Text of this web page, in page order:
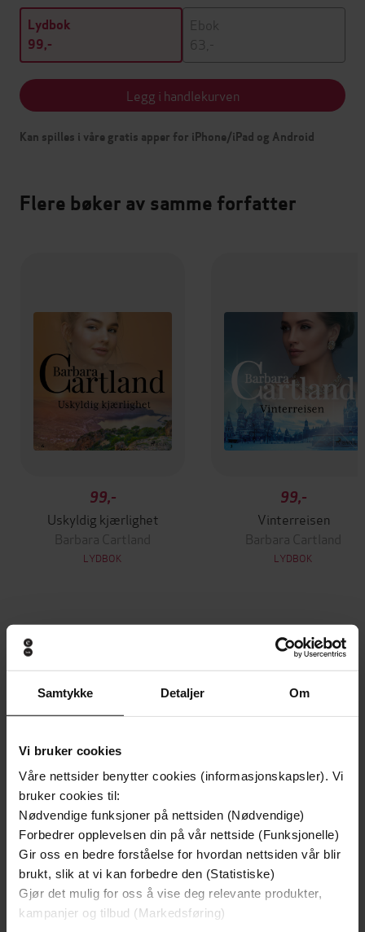
Samtykke Detaljer Om
Vi bruker cookies
Våre nettsider benytter cookies (informasjonskapsler). Vi
bruker cookies til:
Nødvendige funksjoner på nettsiden (Nødvendige)
Forbedrer opplevelsen din på vår nettside (Funksjonelle)
Gir oss en bedre forståelse for hvordan nettsiden vår blir
brukt, slik at vi kan forbedre den (Statistiske)
Gjør det mulig for oss å vise deg relevante produkter,
kampanjer og tilbud (Markedsføring)
Lydbok
99,-
Ebok
63,-
Legg i handlekurven
Kan spilles i våre gratis apper for iPhone/iPad og Android
Flere bøker av samme forfatter
99,-
Uskyldig kjærlighet
Barbara Cartland
LYDBOK
99,-
Vinterreisen
Barbara Cartland
LYDBOK
Andre har også kjøpt